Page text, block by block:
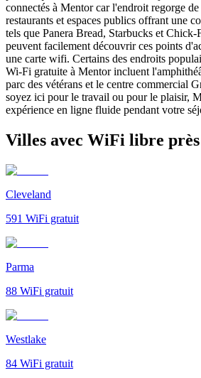
connectés à Mentor car l'endroit regorge
restaurants et espaces publics offrant une
tels que Panera Bread, Starbucks et
peuvent facilement découvrir ces points
une carte wifi. Certains des endroits
Wi-Fi gratuite à Mentor incluent
parc des vétérans et le centre commercial
soyez ici pour le travail ou pour le plaisir,
expérience en ligne fluide pendant votre
Villes avec WiFi libre
Cleveland
591 WiFi gratuit
Parma
88 WiFi gratuit
Westlake
84 WiFi gratuit